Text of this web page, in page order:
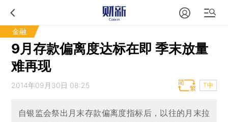
金融
9月存款偏离度达标在即 季末放量
难再现
2014年09月30日 08:25 T中
自银监会祭出月末存款偏离度指标后，以往的月末拉